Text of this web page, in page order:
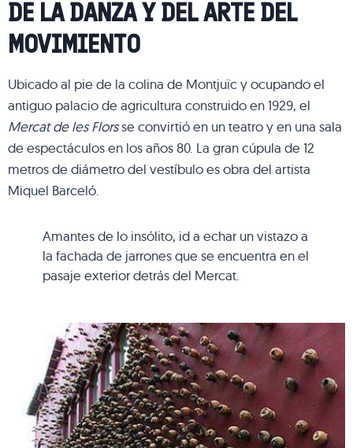
DE LA DANZA Y DEL ARTE DEL
MOVIMIENTO
Ubicado al pie de la colina de Montjuïc y ocupando el
antiguo palacio de agricultura construido en 1929, el
Mercat de les Florsse convirtió en un teatro y en una sala
de espectáculos en los años 80. La gran cúpula de 12
metros de diámetro del vestíbulo es obra del artista
Miquel Barceló.
Amantes de lo insólito, id a echar un vistazo a
la fachada de jarrones que se encuentra en el
pasaje exterior detrás del Mercat.